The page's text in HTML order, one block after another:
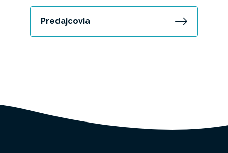
Predajcovia